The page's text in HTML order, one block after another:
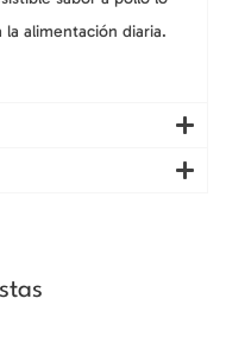
alimentación diaria.